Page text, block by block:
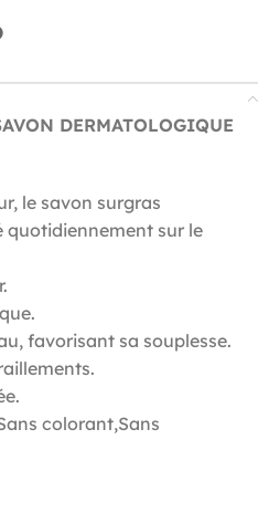
DERMATOLOGIQUE
le savon surgras
quotidiennement sur le
favorisant sa souplesse.
colorant,Sans